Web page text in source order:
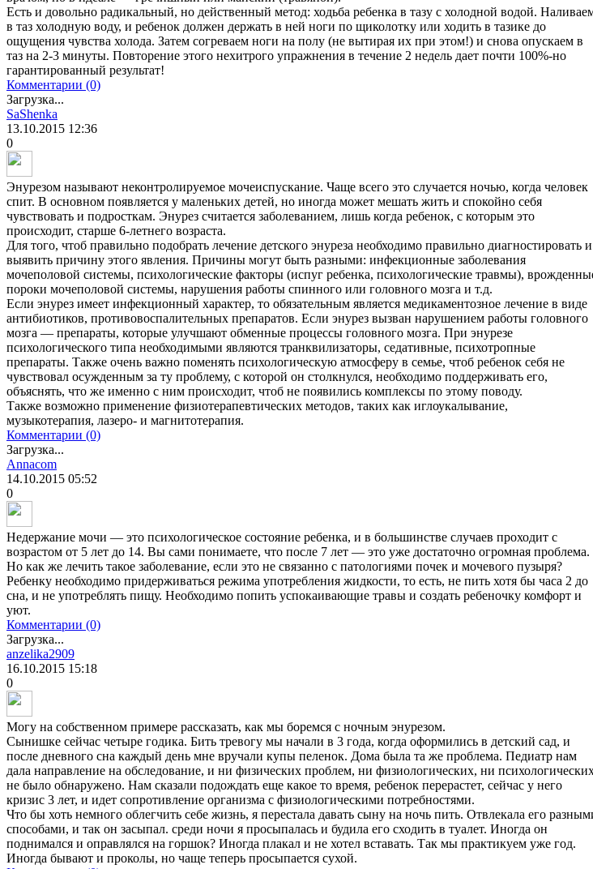
Есть и довольно радикальный, но действенный метод: ходьба ребенка в тазу с холодной водой.
в таз холодную воду, и ребенок должен держать в ней ноги по щиколотку или ходить в тазике до
ощущения чувства холода. Затем согреваем ноги на полу (не вытирая их при этом!) и снова опускаем в
таз на 2-3 минуты. Повторение этого нехитрого упражнения в течение 2 недель дает почти 100%-но
гарантированный результат!
Комментарии (0)
Загрузка...
SaShenka
13.10.2015 12:36
0
Энурезом называют неконтролируемое мочеиспускание. Чаще всего это случается ночью, когда человек
спит. В основном появляется у маленьких детей, но иногда может мешать жить и спокойно себя
чувствовать и подросткам. Энурез считается заболеванием, лишь когда ребенок, с которым это
происходит, старше 6-летнего возраста.
Для того, чтоб правильно подобрать лечение детского энуреза необходимо правильно диагностировать и
выявить причину этого явления. Причины могут быть разными: инфекционные заболевания
мочеполовой системы, психологические факторы (испуг ребенка, психологические травмы),
пороки мочеполовой системы, нарушения работы спинного или головного мозга и т.д.
Если энурез имеет инфекционный характер, то обязательным является медикаментозное лечение в виде
антибиотиков, противовоспалительных препаратов. Если энурез вызван нарушением работы головного
мозга — препараты, которые улучшают обменные процессы головного мозга. При энурезе
психологического типа необходимыми являются транквилизаторы, седативные, психотропные
препараты. Также очень важно поменять психологическую атмосферу в семье, чтоб ребенок себя не
чувствовал осужденным за ту проблему, с которой он столкнулся, необходимо поддерживать его,
объяснять, что же именно с ним происходит, чтоб не появились комплексы по этому поводу.
Также возможно применение физиотерапевтических методов, таких как иглоукалывание,
музыкотерапия, лазеро- и магнитотерапия.
Комментарии (0)
Загрузка...
Annacom
14.10.2015 05:52
0
Недержание мочи — это психологическое состояние ребенка, и в большинстве случаев проходит с
возрастом от 5 лет до 14. Вы сами понимаете, что после 7 лет — это уже достаточно огромная проблема.
Но как же лечить такое заболевание, если это не связанно с патологиями почек и мочевого пузыря?
Ребенку необходимо придерживаться режима употребления жидкости, то есть, не пить хотя бы часа 2 до
сна, и не употреблять пищу. Необходимо попить успокаивающие травы и создать ребеночку комфорт и
уют.
Комментарии (0)
Загрузка...
anzelika2909
16.10.2015 15:18
0
Могу на собственном примере рассказать, как мы боремся с ночным энурезом.
Сынишке сейчас четыре годика. Бить тревогу мы начали в 3 года, когда оформились в детский сад, и
после дневного сна каждый день мне вручали купы пеленок. Дома была та же проблема. Педиатр нам
дала направление на обследование, и ни физических проблем, ни физиологических, ни
не было обнаружено. Нам сказали подождать еще какое то время, ребенок перерастет, сейчас у него
кризис 3 лет, и идет сопротивление организма с физиологическими потребностями.
Что бы хоть немного облегчить себе жизнь, я перестала давать сыну на ночь пить. Отвлекала его
способами, и так он засыпал. среди ночи я просыпалась и будила его сходить в туалет. Иногда он
поднимался и оправлялся на горшок? Иногда плакал и не хотел вставать. Так мы практикуем уже год.
Иногда бывают и проколы, но чаще теперь просыпается сухой.